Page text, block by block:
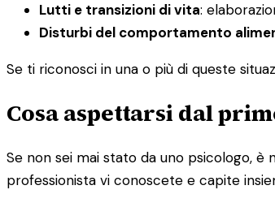
Lutti e transizioni di vita:
Disturbi del comportamento
Se ti riconosci in una o più di queste
Cosa aspettarsi dal
Se non sei mai stato da uno psicologo,
professionista vi conoscete e capite